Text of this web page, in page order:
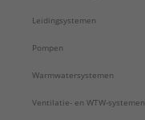
Leidingsystemen
Pompen
Warmwatersystemen
Ventilatie- en WTW-systemen